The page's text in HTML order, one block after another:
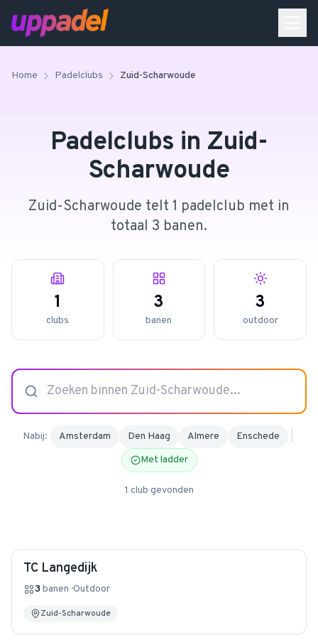
van 128 reviews
Home Padelclubs Zuid-Scharwoude
Padelclubs in Zuid-
Scharwoude
Zuid-Scharwoude telt 1 padelclub met in
totaal 3 banen.
1
clubs
3
banen
3
outdoor
Nabij: Amsterdam Den Haag Almere Enschede
Met ladder
1 club gevonden
TC Langedijk
3 banen ·Outdoor
Zuid-Scharwoude